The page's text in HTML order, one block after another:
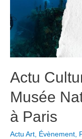
Actu
Musée
à Paris
Actu Art, Évènement,